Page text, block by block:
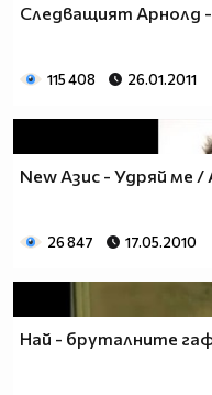
Следващият Арнолд -
115 408 26.01.2011
New Азис - Удряй ме /
26 847 17.05.2010
Най - бруталните